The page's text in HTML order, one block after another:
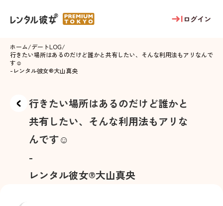
ログイン
ホーム/デートLOG/
行きたい場所はあるのだけど誰かと共有したい、そんな利用法もアリなんで
す☺️
-レンタル彼女®大山真央
行きたい場所はあるのだけど誰かと
共有したい、そんな利用法もアリな
んです☺️
-
レンタル彼女®大山真央